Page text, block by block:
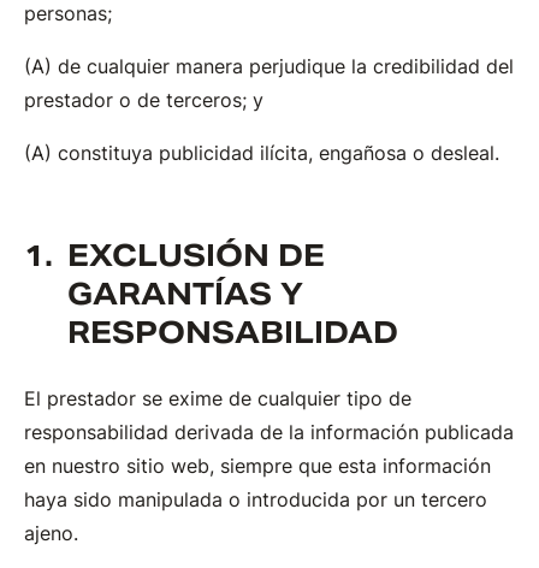
personas;
de cualquier manera perjudique la credibilidad del
prestador o de terceros; y
constituya publicidad ilícita, engañosa o desleal.
EXCLUSIÓN DE
GARANTÍAS Y
RESPONSABILIDAD
El prestador se exime de cualquier tipo de
responsabilidad derivada de la información publicada
en nuestro sitio web, siempre que esta información
haya sido manipulada o introducida por un tercero
ajeno.